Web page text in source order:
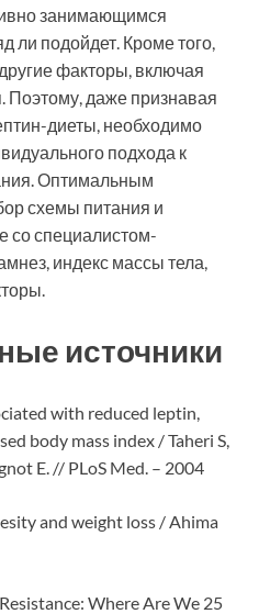
занимающимся
ли подойдет. Кроме того,
факторы, включая
даже признавая
диеты, необходимо
подхода к
Оптимальным
схемы питания и
со специалистом-
индекс массы тела,
источники
with reduced leptin,
body mass index / Taheri S,
E. // PLoS Med. – 2004
and weight loss / Ahima
Where Are We 25